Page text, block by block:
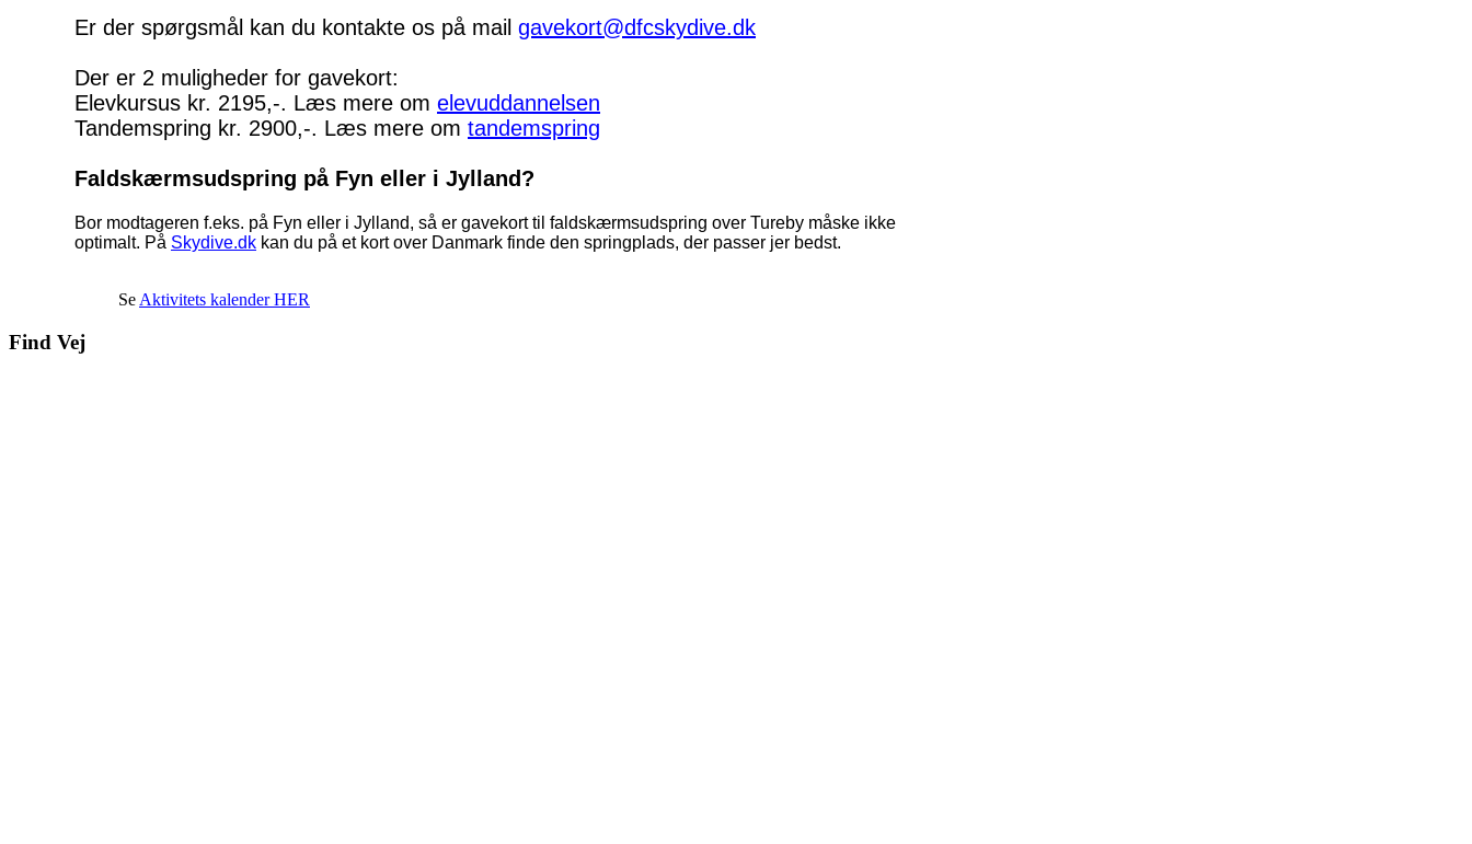
Er der spørgsmål kan du kontakte os på mail gavekort@dfcskydive.dk
Der er 2 muligheder for gavekort:
Elevkursus kr. 2195,-. Læs mere om elevuddannelsen
Tandemspring kr. 2900,-. Læs mere om tandemspring
Faldskærmsudspring på Fyn eller i Jylland?
Bor modtageren f.eks. på Fyn eller i Jylland, så er gavekort til faldskærmsudspring over Tureby måske ikke
optimalt. På Skydive.dk kan du på et kort over Danmark finde den springplads, der passer jer bedst.
Se Aktivitets kalender HER
Find Vej